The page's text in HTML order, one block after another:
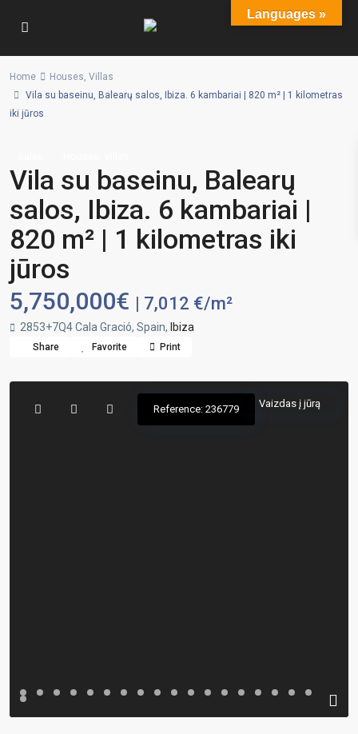
Home Houses, Villas
Vila su baseinu, Balearų salos, Ibiza. 6 kambariai | 820 m² | 1 kilometras
iki jūros
Vila su baseinu, Balearų
salos, Ibiza. 6 kambariai |
820 m² | 1 kilometras iki
jūros
5,750,000€ | 7,012 €/m²
2853+7Q4 Cala Gració, Spain, Ibiza
Share Favorite Print
Vaizdas į jūrą
Reference: 236779
Languages »